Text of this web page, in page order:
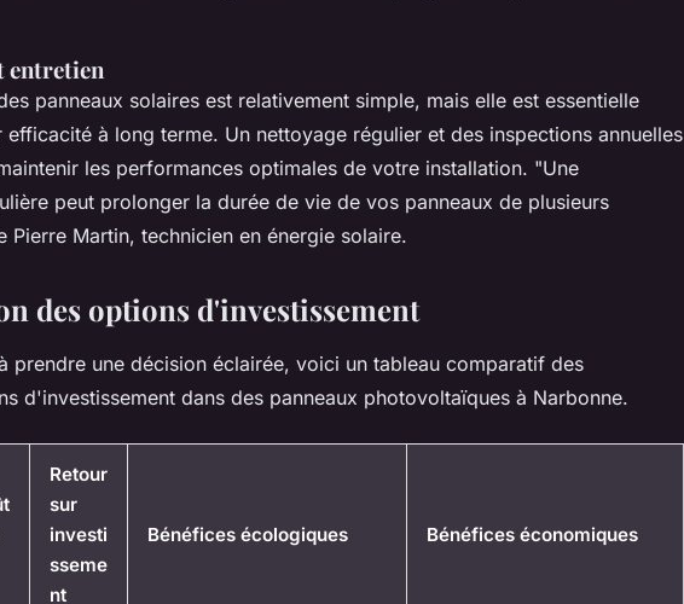
entretien
panneaux solaires est relativement simple, mais elle est essentielle
efficacité à long terme. Un nettoyage régulier et des inspections annuelles
les performances optimales de votre installation. "Une
peut prolonger la durée de vie de vos panneaux de plusieurs
Pierre Martin, technicien en énergie solaire.
des options d'investissement
prendre une décision éclairée, voici un tableau comparatif des
d'investissement dans des panneaux photovoltaïques à Narbonne.
Retour
sur
investi
sseme
nt
Bénéfices écologiques Bénéfices économiques